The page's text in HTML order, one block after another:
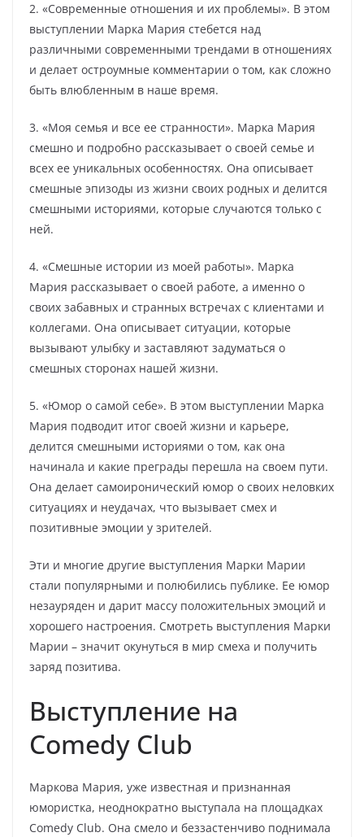
2. «Современные отношения и их проблемы». В этом
выступлении Марка Мария стебется над
различными современными трендами в отношениях
и делает остроумные комментарии о том, как сложно
быть влюбленным в наше время.
3. «Моя семья и все ее странности». Марка Мария
смешно и подробно рассказывает о своей семье и
всех ее уникальных особенностях. Она описывает
смешные эпизоды из жизни своих родных и делится
смешными историями, которые случаются только с
ней.
4. «Смешные истории из моей работы». Марка
Мария рассказывает о своей работе, а именно о
своих забавных и странных встречах с клиентами и
коллегами. Она описывает ситуации, которые
вызывают улыбку и заставляют задуматься о
смешных сторонах нашей жизни.
5. «Юмор о самой себе». В этом выступлении Марка
Мария подводит итог своей жизни и карьере,
делится смешными историями о том, как она
начинала и какие преграды перешла на своем пути.
Она делает самоиронический юмор о своих неловких
ситуациях и неудачах, что вызывает смех и
позитивные эмоции у зрителей.
Эти и многие другие выступления Марки Марии
стали популярными и полюбились публике. Ее юмор
незауряден и дарит массу положительных эмоций и
хорошего настроения. Смотреть выступления Марки
Марии – значит окунуться в мир смеха и получить
заряд позитива.
Выступление на
Comedy Club
Маркова Мария, уже известная и признанная
юмористка, неоднократно выступала на площадках
Comedy Club. Она смело и беззастенчиво поднимала